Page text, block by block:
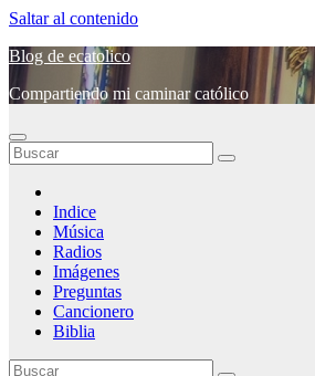
Saltar al contenido
Blog de ecatolico
Compartiendo mi caminar católico
Indice
Música
Radios
Imágenes
Preguntas
Cancionero
Biblia